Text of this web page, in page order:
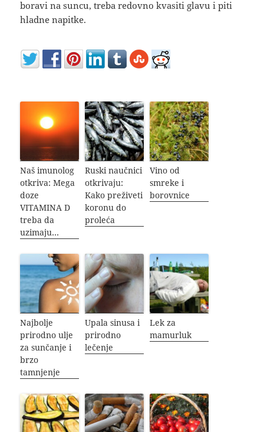
boravi na suncu, treba redovno kvasiti glavu i piti
hladne napitke.
Naš imunolog
otkriva: Mega
doze
VITAMINA D
treba da
uzimaju…
Ruski naučnici
otkrivaju:
Kako preživeti
koronu do
proleća
Vino od
smreke i
borovnice
Najbolje
prirodno ulje
za sunčanje i
brzo
tamnjenje
Upala sinusa i
prirodno
lečenje
Lek za
mamurluk